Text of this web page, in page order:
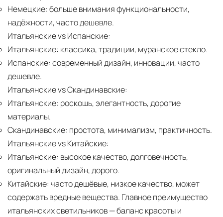
Немецкие: больше внимания функциональности,
надёжности, часто дешевле.
Итальянские vs Испанские:
Итальянские: классика, традиции, муранское стекло.
Испанские: современный дизайн, инновации, часто
дешевле.
Итальянские vs Скандинавские:
Итальянские: роскошь, элегантность, дорогие
материалы.
Скандинавские: простота, минимализм, практичность.
Итальянские vs Китайские:
Итальянские: высокое качество, долговечность,
оригинальный дизайн, дорого.
Китайские: часто дешёвые, низкое качество, может
содержать вредные вещества. Главное преимущество
итальянских светильников — баланс красоты и